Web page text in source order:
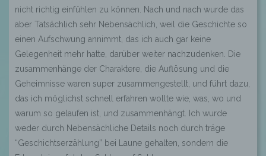
nicht richtig einfühlen zu können. Nach und nach wurde das
aber Tatsächlich sehr Nebensächlich, weil die Geschichte so
einen Aufschwung annimmt, das ich auch gar keine
Gelegenheit mehr hatte, darüber weiter nachzudenken. Die
zusammenhänge der Charaktere, die Auflösung und die
Geheimnisse waren super zusammengestellt, und führt dazu,
das ich möglichst schnell erfahren wollte wie, was, wo und
warum so gelaufen ist, und zusammenhängt. Ich wurde
weder durch Nebensächliche Details noch durch träge
“Geschichtserzählung” bei Laune gehalten, sondern die